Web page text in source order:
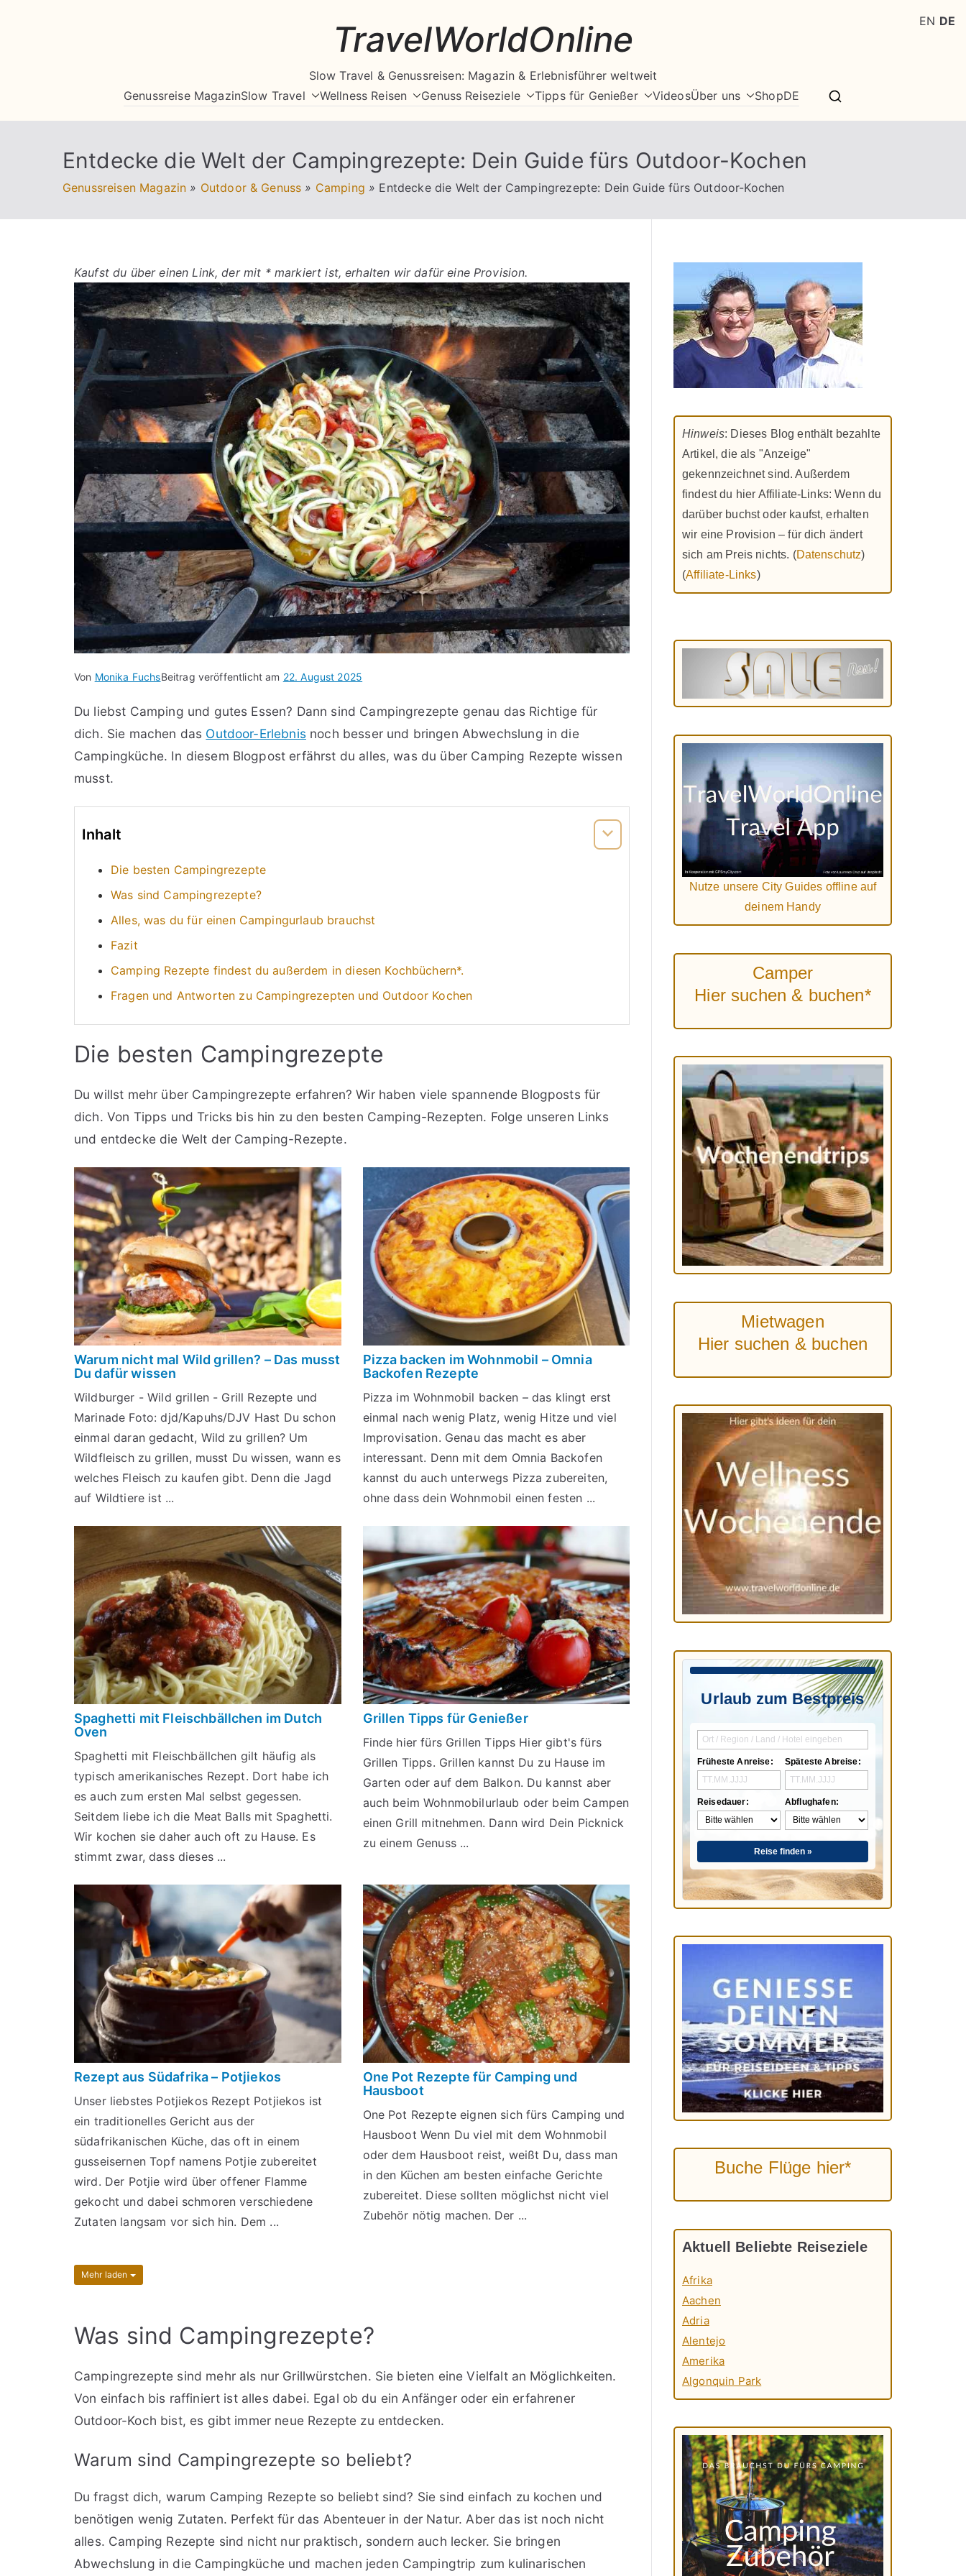
TravelWorldOnline
Slow Travel & Genussreisen: Magazin & Erlebnisführer weltweit
Genussreise MagazinSlow Travel Wellness Reisen Genuss Reiseziele Tipps für Genießer VideosÜber uns ShopDE
Entdecke die Welt der Campingrezepte: Dein Guide fürs Outdoor-Kochen
Genussreisen Magazin » Outdoor & Genuss » Camping » Entdecke die Welt der Campingrezepte: Dein Guide fürs Outdoor-Kochen
Kaufst du über einen Link, der mit * markiert ist, erhalten wir dafür eine Provision.
Von Monika FuchsBeitrag veröffentlicht am 22. August 2025
Du liebst Camping und gutes Essen? Dann sind Campingrezepte genau das Richtige für
dich. Sie machen das Outdoor-Erlebnisnoch besser und bringen Abwechslung in die
Campingküche. In diesem Blogpost erfährst du alles, was du über Camping Rezepte wissen
musst.
Inhalt
Die besten Campingrezepte
Was sind Campingrezepte?
Alles, was du für einen Campingurlaub brauchst
Fazit
Camping Rezepte findest du außerdem in diesen Kochbüchern*.
Fragen und Antworten zu Campingrezepten und Outdoor Kochen
Die besten Campingrezepte
Du willst mehr über Campingrezepte erfahren? Wir haben viele spannende Blogposts für
dich. Von Tipps und Tricks bis hin zu den besten Camping-Rezepten. Folge unseren Links
und entdecke die Welt der Camping-Rezepte.
Warum nicht mal Wild grillen? – Das musst
Du dafür wissen
Wildburger - Wild grillen - Grill Rezepte und
Marinade Foto: djd/Kapuhs/DJV Hast Du schon
einmal daran gedacht, Wild zu grillen? Um
Wildfleisch zu grillen, musst Du wissen, wann es
welches Fleisch zu kaufen gibt. Denn die Jagd
auf Wildtiere ist ...
Pizza backen im Wohnmobil – Omnia
Backofen Rezepte
Pizza im Wohnmobil backen – das klingt erst
einmal nach wenig Platz, wenig Hitze und viel
Improvisation. Genau das macht es aber
interessant. Denn mit dem Omnia Backofen
kannst du auch unterwegs Pizza zubereiten,
ohne dass dein Wohnmobil einen festen ...
Spaghetti mit Fleischbällchen im Dutch
Oven
Spaghetti mit Fleischbällchen gilt häufig als
typisch amerikanisches Rezept. Dort habe ich
es auch zum ersten Mal selbst gegessen.
Seitdem liebe ich die Meat Balls mit Spaghetti.
Wir kochen sie daher auch oft zu Hause. Es
stimmt zwar, dass dieses ...
Grillen Tipps für Genießer
Finde hier fürs Grillen Tipps Hier gibt's fürs
Grillen Tipps. Grillen kannst Du zu Hause im
Garten oder auf dem Balkon. Du kannst aber
auch beim Wohnmobilurlaub oder beim Campen
einen Grill mitnehmen. Dann wird Dein Picknick
zu einem Genuss ...
Rezept aus Südafrika – Potjiekos
Unser liebstes Potjiekos Rezept Potjiekos ist
ein traditionelles Gericht aus der
südafrikanischen Küche, das oft in einem
gusseisernen Topf namens Potjie zubereitet
wird. Der Potjie wird über offener Flamme
gekocht und dabei schmoren verschiedene
Zutaten langsam vor sich hin. Dem ...
One Pot Rezepte für Camping und
Hausboot
One Pot Rezepte eignen sich fürs Camping und
Hausboot Wenn Du viel mit dem Wohnmobil
oder dem Hausboot reist, weißt Du, dass man
in den Küchen am besten einfache Gerichte
zubereitet. Diese sollten möglichst nicht viel
Zubehör nötig machen. Der ...
Mehr laden
Was sind Campingrezepte?
Campingrezepte sind mehr als nur Grillwürstchen. Sie bieten eine Vielfalt an Möglichkeiten.
Von einfach bis raffiniert ist alles dabei. Egal ob du ein Anfänger oder ein erfahrener
Outdoor-Koch bist, es gibt immer neue Rezepte zu entdecken.
Warum sind Campingrezepte so beliebt?
Du fragst dich, warum Camping Rezepte so beliebt sind? Sie sind einfach zu kochen und
benötigen wenig Zutaten. Perfekt für das Abenteuer in der Natur. Aber das ist noch nicht
alles. Camping Rezepte sind nicht nur praktisch, sondern auch lecker. Sie bringen
Abwechslung in die Campingküche und machen jeden Campingtrip zum kulinarischen
Hinweis: Dieses Blog enthält bezahlte
Artikel, die als "Anzeige"
gekennzeichnet sind. Außerdem
findest du hier Affiliate-Links: Wenn du
darüber buchst oder kaufst, erhalten
wir eine Provision – für dich ändert
sich am Preis nichts. (Datenschutz)
(Affiliate-Links)
Nutze unsere City Guides offline auf
deinem Handy
Camper
Hier suchen & buchen*
Mietwagen
Hier suchen & buchen
Urlaub zum Bestpreis
Früheste Anreise:
Reisedauer:
Späteste Abreise:
Abflughafen:
Reise finden »
Buche Flüge hier*
Aktuell Beliebte Reiseziele
Afrika
Aachen
Adria
Alentejo
Amerika
Algonquin Park
EN DE